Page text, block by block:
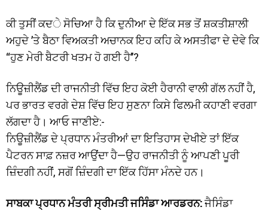
ਕੀ ਤੁਸੀਂ ਕਦੇ ਸੋਚਿਆ ਹੈ ਕਿ ਦੁਨੀਆ ਦੇ ਇੱਕ ਸਭ ਤੋਂ ਸ਼ਕਤੀਸ਼ਾਲੀ
ਅਹੁਦੇ ’ਤੇ ਬੈਠਾ ਵਿਅਕਤੀ ਅਚਾਨਕ ਇਹ ਕਹਿ ਕੇ ਅਸਤੀਫਾ ਦੇ ਦੇਵੇ ਕਿ
‘‘ਹੁਣ ਮੇਰੀ ਬੈਟਰੀ ਖਤਮ ਹੋ ਗਈ ਹੈ’’?
ਨਿਊਜ਼ੀਲੈਂਡ ਦੀ ਰਾਜਨੀਤੀ ਵਿੱਚ ਇਹ ਕੋਈ ਹੈਰਾਨੀ ਵਾਲੀ ਗੱਲ ਨਹੀਂ ਹੈ,
ਪਰ ਭਾਰਤ ਵਰਗੇ ਦੇਸ਼ ਵਿੱਚ ਇਹ ਸੁਣਨਾ ਕਿਸੇ ਫਿਲਮੀ ਕਹਾਣੀ ਵਰਗਾ
ਲੱਗਦਾ ਹੈ। ਆਓ ਜਾਣੀਏ:-
ਨਿਊਜ਼ੀਲੈਂਡ ਦੇ ਪ੍ਰਧਾਨ ਮੰਤਰੀਆਂ ਦਾ ਇਤਿਹਾਸ ਦੇਖੀਏ ਤਾਂ ਇੱਕ
ਪੈਟਰਨ ਸਾਫ਼ ਨਜ਼ਰ ਆਉਂਦਾ ਹੈ—ਉਹ ਰਾਜਨੀਤੀ ਨੂੰ ਆਪਣੀ ਪੂਰੀ
ਜ਼ਿੰਦਗੀ ਨਹੀਂ, ਸਗੋਂ ਜ਼ਿੰਦਗੀ ਦਾ ਇੱਕ ਹਿੱਸਾ ਮੰਨਦੇ ਹਨ।
ਸਾਬਕਾ ਪ੍ਰਧਾਨ ਮੰਤਰੀ ਸ੍ਰੀਮਤੀ ਜਸਿੰਡਾ ਆਰਡਰਨ:ਜੈਸਿੰਡਾ